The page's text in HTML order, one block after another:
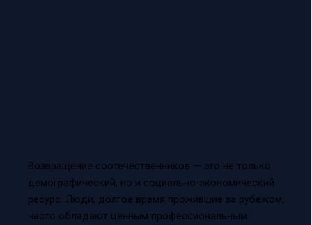
Возвращение соотечественников — это не только
демографический, но и социально-экономический
ресурс. Люди, долгое время прожившие за рубежом,
часто обладают ценным профессиональным